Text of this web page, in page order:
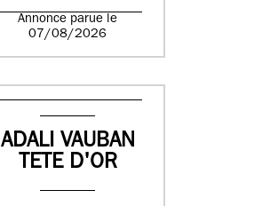
Annonce parue le
07/08/2026
ADALI VAUBAN
TETE D'OR